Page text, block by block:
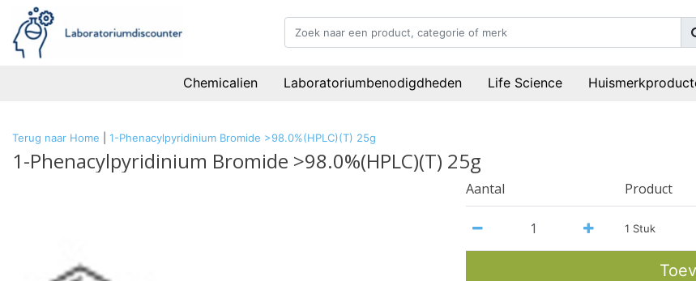
Chemicalien Laboratoriumbenodigdheden Life Science
Terug naar Home 1-Phenacylpyridinium Bromide >98.0%(HPLC)(T) 25g
1-Phenacylpyridinium Bromide >98.0%(HPLC)(T) 25g
Aantal Product
1 Stuk